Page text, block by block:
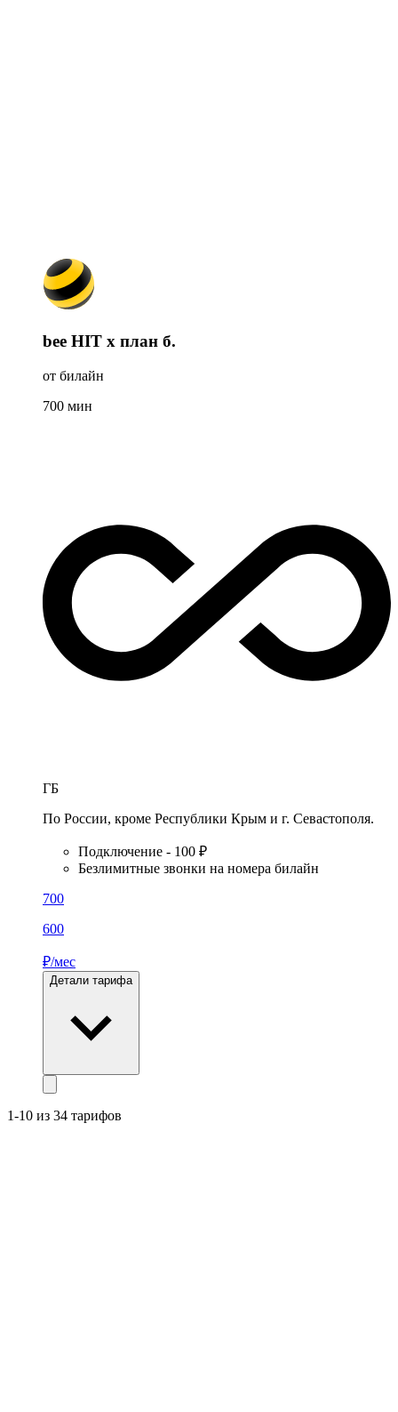
bee HIT x план б.
от билайн
700 мин
ГБ
По России, кроме Республики Крым и г. Севастополя.
Подключение - 100 ₽
Безлимитные звонки на номера билайн
700
600
₽/мес
Детали тарифа
1-10 из 34 тарифов